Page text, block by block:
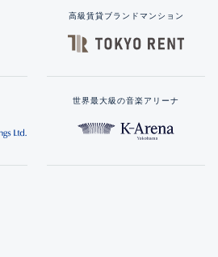
高級賃貸ブランドマンション
世界最大級の音楽アリーナ